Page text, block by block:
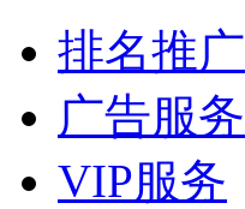
排名推广
广告服务
VIP服务